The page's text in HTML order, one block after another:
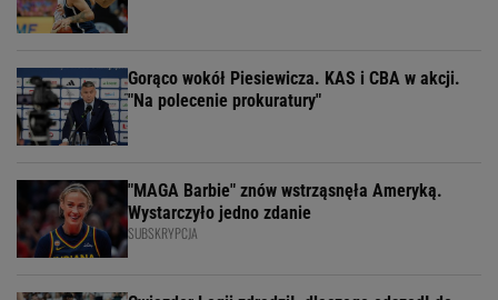
Gorąco wokół Piesiewicza. KAS i CBA w akcji.
"Na polecenie prokuratury"
"MAGA Barbie" znów wstrząsnęła Ameryką.
Wystarczyło jedno zdanie
SUBSKRYPCJA